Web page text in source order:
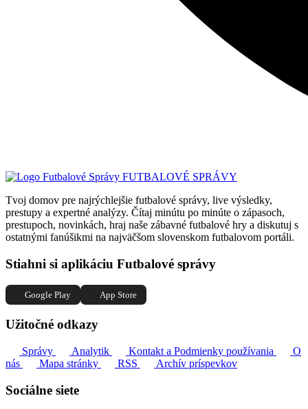
FUTBALOVÉ SPRÁVY
Tvoj domov pre najrýchlejšie futbalové správy, live výsledky,
prestupy a expertné analýzy. Čítaj minútu po minúte o zápasoch,
prestupoch, novinkách, hraj naše zábavné futbalové hry a diskutuj s
ostatnými fanúšikmi na najväčšom slovenskom futbalovom portáli.
Stiahni si aplikáciu Futbalové správy
Google Play App Store
Užitočné odkazy
Správy Analytik Kontakt a Podmienky používania
O
nás
Mapa stránky RSS Archív príspevkov
Sociálne siete